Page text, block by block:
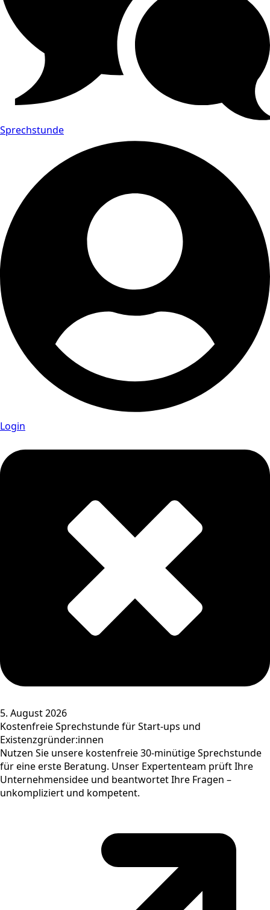
Sprechstunde
Login
5. August 2026
Kostenfreie Sprechstunde für Start-ups und
Existenzgründer:innen
Nutzen Sie unsere kostenfreie 30-minütige Sprechstunde
für eine erste Beratung. Unser Expertenteam prüft Ihre
Unternehmensidee und beantwortet Ihre Fragen –
unkompliziert und kompetent.